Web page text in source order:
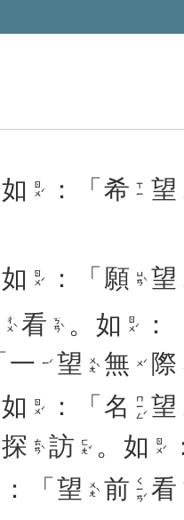
如 ㄖㄨˊ ：「 希 ㄒㄧ 望
如 ㄖㄨˊ ：「 願 ㄩㄢˋ 望
ㄔㄨˋ 看 ㄎㄢˋ 。 如 ㄖㄨˊ ：
一 ㄧˊ 望 ㄨㄤˋ 無 ㄨˊ 際
如 ㄖㄨˊ ：「 名 ㄇㄧㄥˊ 望
探 ㄊㄢˋ 訪 ㄈㄤˇ 。 如 ㄖㄨˊ
：「 望 ㄨㄤˋ 前 ㄑㄧㄢˊ 看